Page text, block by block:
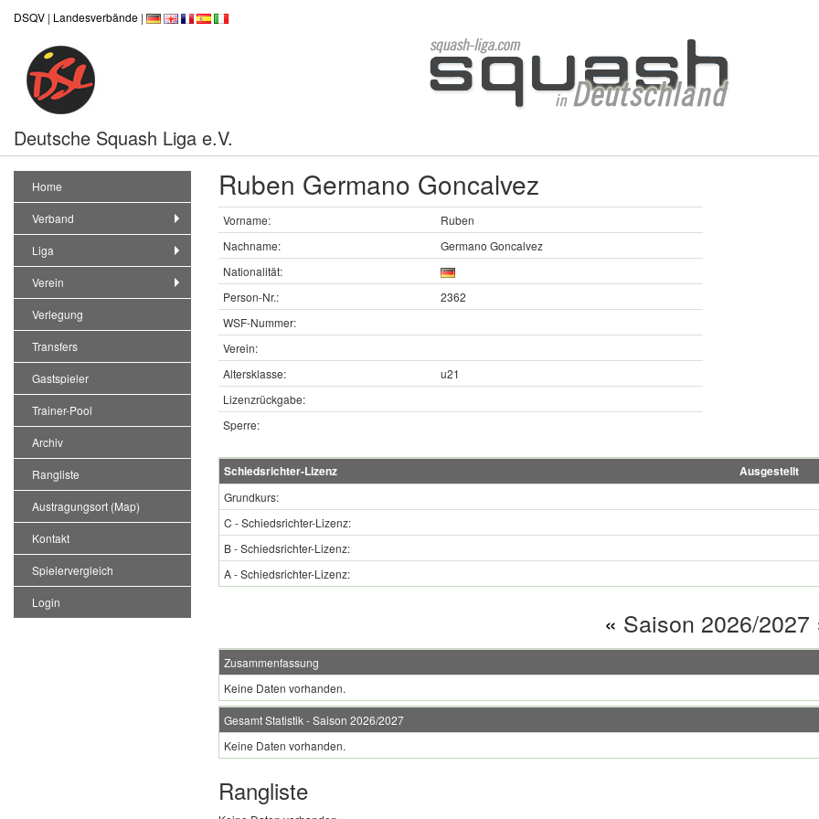
DSQV | Landesverbände |
Deutsche Squash Liga e.V.
Home
Verband
Liga
Verein
Verlegung
Transfers
Gastspieler
Trainer-Pool
Archiv
Rangliste
Austragungsort (Map)
Kontakt
Spielervergleich
Login
Ruben Germano Goncalvez
Vorname:
Ruben
Nachname:
Germano Goncalvez
Nationalität:
Person-Nr.:
2362
WSF-Nummer:
Verein:
Altersklasse:
u21
Lizenzrückgabe:
Sperre:
Schiedsrichter-Lizenz Ausgestellt
Grundkurs:
C - Schiedsrichter-Lizenz:
B - Schiedsrichter-Lizenz:
A - Schiedsrichter-Lizenz:
« Saison 2026/2027
Zusammenfassung
Keine Daten vorhanden.
Gesamt Statistik - Saison 2026/2027
Keine Daten vorhanden.
Rangliste